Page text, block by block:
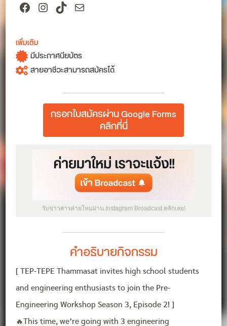
Facebook
Instagram
TikTok
Mail
เพิ่มเติม
มีประกาศนียบัตร
สายอาชีวะสามารถสมัครได้
กรอกใบสมัครผ่าน Google Forms
คลิกที่นี่
รับข่าวสารค่ายใหม่ผ่าน Instagram Broadcast คลิกเลย!
คำอธิบายกิจกรรม
[ TEP-TEPE Thammasat invites high school students
and engineering enthusiasts to join the Pre-
Engineering Workshop Season 3, Episode 2! ]
🔥This time, we’re going with 3 engineering